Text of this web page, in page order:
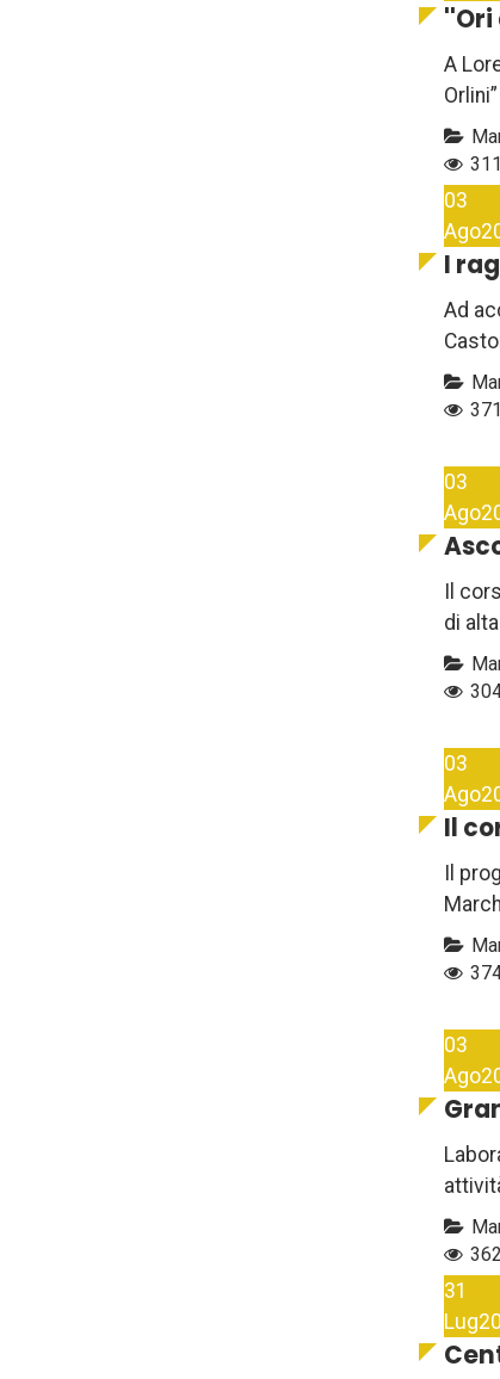
''Ori
A
311
03
Ago
I
Ad
371
03
Ago
Il
di
03
Ago
Il
Il
03
Ago
362
31
Lug